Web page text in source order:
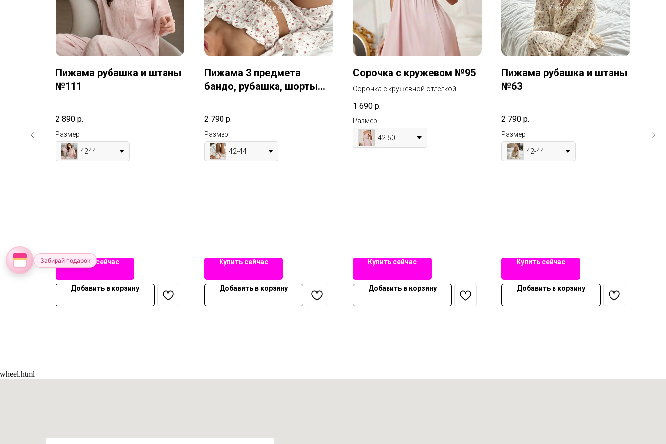
Пижама рубашка и штаны
№111
2 890 р.
Размер
4244
Купить сейчас
Добавить в корзину
Пижама 3 предмета
бандо, рубашка, шорты
2 790 р.
Размер
42-44
Купить сейчас
Добавить в корзину
Сорочка с кружевом №95
Сорочка с кружевной отделкой
1 690 р.
Размер
42-50
Купить сейчас
Добавить в корзину
Пижама рубашка и штаны
№63
2 790 р.
Размер
42-44
Купить сейчас
Добавить в корзину
wheel.html
Забирай подарок